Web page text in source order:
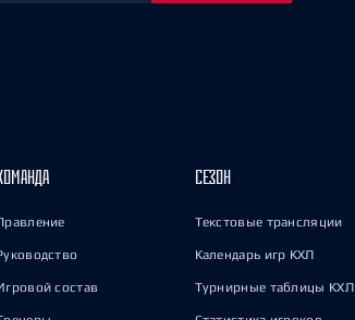
состав
СЕЗОН
Текстовые трансляции
Календарь игр КХЛ
Турнирные таблицы КХЛ